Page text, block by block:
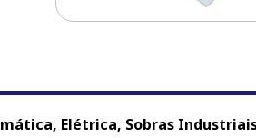
Elétrica, Sobras Industriais